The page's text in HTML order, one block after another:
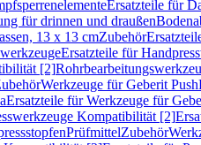
Ersatzteile für
für drinnen und draußen
13 x 13 cmZubehör
Ersatzteile für
[2]
Werkzeuge für Geberit
Ersatzteile für Werkzeuge für
Kompatibilität [2]
PrüfmittelZubehör